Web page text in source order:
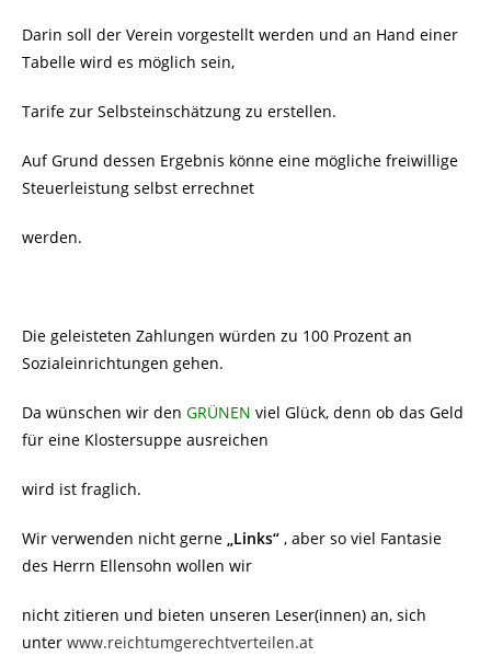
Darin soll der Verein vorgestellt werden und an Hand einer
Tabelle wird es möglich sein,
Tarife zur Selbsteinschätzung zu erstellen.
Auf Grund dessen Ergebnis könne eine mögliche freiwillige
Steuerleistung selbst errechnet
werden.
Die geleisteten Zahlungen würden zu 100 Prozent an
Sozialeinrichtungen gehen.
Da wünschen wir den GRÜNEN viel Glück, denn ob das Geld
für eine Klostersuppe ausreichen
wird ist fraglich.
Wir verwenden nicht gerne „Links“ , aber so viel Fantasie
des Herrn Ellensohn wollen wir
nicht zitieren und bieten unseren Leser(innen) an, sich
unter www.reichtumgerechtverteilen.at